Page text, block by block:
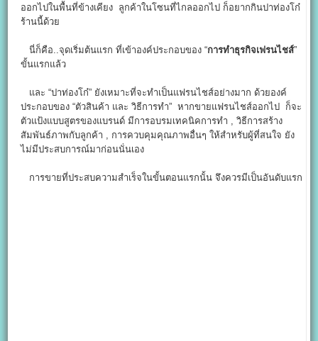
ออกไปในพื้นที่ข้างเคียง ลูกค้าในโซนที่ไกลออกไป ก็อยากกินปาท่องโก๋
ร้านนี้ด้วย
นี่ก็คือ..จุดเริ่มต้นแรก ที่เข้าองค์ประกอบของ “การทําธุรกิจเฟรนไชส์”
ขั้นแรกแล้ว
และ “ปาท่องโก๋” ยังเหมาะที่จะทำเป็นแฟรนไชส์อย่างมาก ด้วยองค์
ประกอบของ “ตัวสินค้า และ วิธีการทำ” หากขายแฟรนไชส์ออกไป ก็จะ
ตัวแป้งแบบสูตรของแบรนด์ มีการอบรมเทคนิคการทำ , วิธีการสร้าง
สัมพันธ์ภาพกับลูกค้า , การควบคุมคุณภาพอื่นๆ ให้สำหรับผู้ที่สนใจ ยัง
ไม่มีประสบการณ์มาก่อนนั่นเอง
การขายที่ประสบความสำเร็จในขั้นตอนแรกนั้น จึงควรมีเป็นอันดับแรก